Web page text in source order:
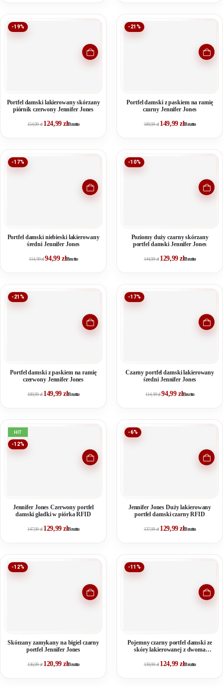
-19%
Portfel damski lakierowany skórzany
piórnik czerwony Jennifer Jones
154,99zł 124,99złBrutto
-21%
Portfel damski z paskiem na ramię
czarny Jennifer Jones
189,99zł 149,99złBrutto
-17%
Portfel damski niebieski lakierowany
średni Jennifer Jones
114,99zł94,99 złBrutto
-10%
Poziomy duży czarny skórzany
portfel damski Jennifer Jones
144,99zł 129,99złBrutto
-21%
Portfel damski z paskiem na ramię
czerwony Jennifer Jones
189,99zł 149,99złBrutto
-17%
Czarny portfel damski lakierowany
średni Jennifer Jones
114,99zł94,99 złBrutto
HIT
-12%
Jennifer Jones Czerwony portfel
damski gładki w piórka RFID
147,99zł 129,99złBrutto
-6%
Jennifer Jones Duży lakierowany
portfel damski czarny RFID
137,99zł 129,99złBrutto
-12%
Skórzany zamykany na bigiel czarny
portfel Jennifer Jones
136,99zł 120,99złBrutto
-11%
Pojemny czarny portfel damski ze
skóry lakierowanej z dwoma
139,99zł 124,99złBrutto